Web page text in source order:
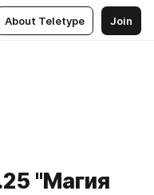
About Teletype Join
"Магия